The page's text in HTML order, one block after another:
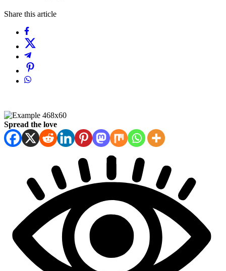
Share this article
Spread the love